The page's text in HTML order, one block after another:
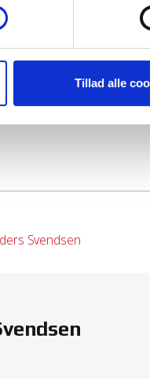
til at forbedre vores
oplevelse af vi-
support/chrome/bin/
Tillad alle
markedet ikke leverer en
butiksansatte og
almene boliger, indfør
der gør
Svendsen